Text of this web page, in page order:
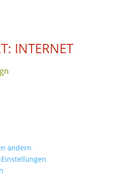
INTERNET
ändern